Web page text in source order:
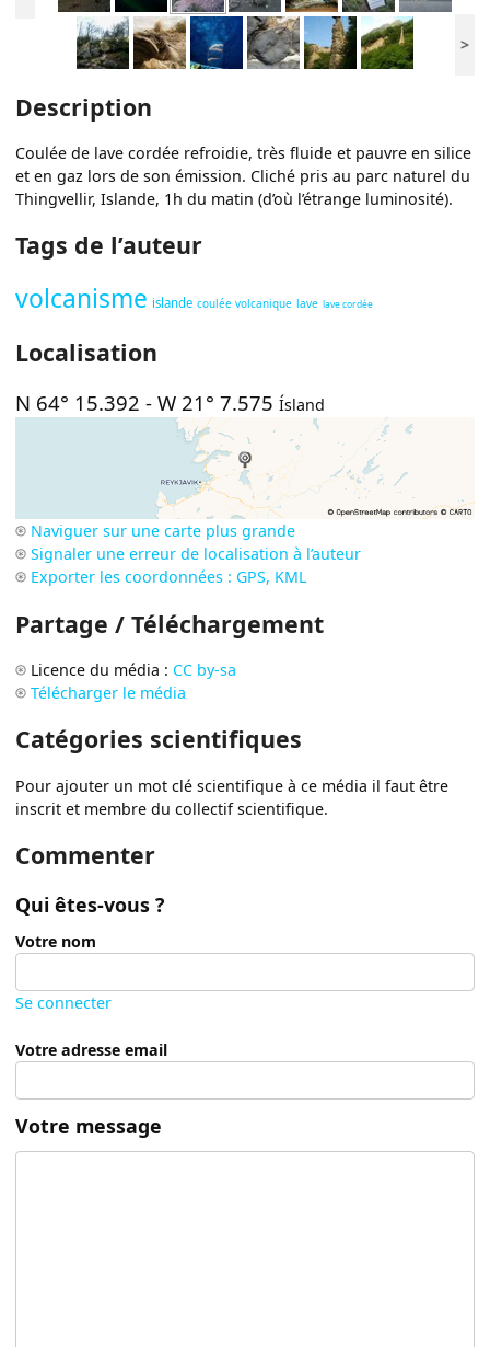
>
Description
Coulée de lave cordée refroidie, très fluide et pauvre en silice
et en gaz lors de son émission. Cliché pris au parc naturel du
Thingvellir, Islande, 1h du matin (d’où l’étrange luminosité).
Tags de l’auteur
volcanisme islande coulée volcanique lave lave cordée
Localisation
N 64° 15.392 -W 21° 7.575 Ísland
Naviguer sur une carte plus grande
Signaler une erreur de localisation à l’auteur
Exporter les coordonnées : GPS, KML
Partage / Téléchargement
Licence du média : CC by-sa
Télécharger le média
Catégories scientifiques
Pour ajouter un mot clé scientifique à ce média il faut être
inscrit et membre du collectif scientifique.
Commenter
Qui êtes-vous ?
Votre nom
Se connecter
Votre adresse email
Votre message